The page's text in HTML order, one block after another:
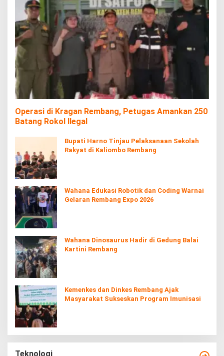
Operasi di Kragan Rembang, Petugas Amankan 250
Batang Rokol Ilegal
Bupati Harno Tinjau Pelaksanaan Sekolah
Rakyat di Kaliombo Rembang
Wahana Edukasi Robotik dan Coding Warnai
Gelaran Rembang Expo 2026
Wahana Dinosaurus Hadir di Gedung Balai
Kartini Rembang
Kemenkes dan Dinkes Rembang Ajak
Masyarakat Sukseskan Program Imunisasi
Teknologi